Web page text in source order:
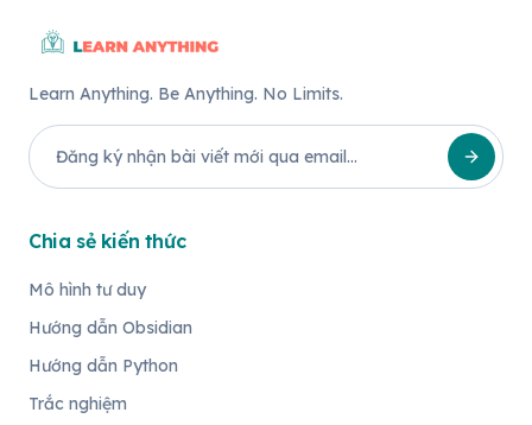
Learn Anything. Be Anything. No Limits.
Chia sẻ kiến thức
Mô hình tư duy
Hướng dẫn Obsidian
Hướng dẫn Python
Trắc nghiệm